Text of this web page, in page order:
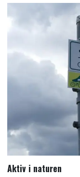
Aktiv i naturen